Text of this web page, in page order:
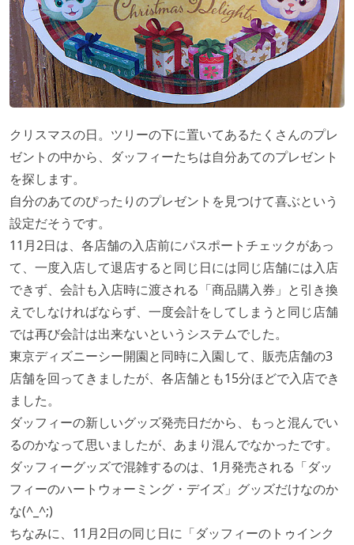
クリスマスの日。ツリーの下に置いてあるたくさんのプレ
ゼントの中から、ダッフィーたちは自分あてのプレゼント
を探します。
自分のあてのぴったりのプレゼントを見つけて喜ぶという
設定だそうです。
11月2日は、各店舗の入店前にパスポートチェックがあっ
て、一度入店して退店すると同じ日には同じ店舗には入店
できず、会計も入店時に渡される「商品購入券」と引き換
えでしなければならず、一度会計をしてしまうと同じ店舗
では再び会計は出来ないというシステムでした。
東京ディズニーシー開園と同時に入園して、販売店舗の3
店舗を回ってきましたが、各店舗とも15分ほどで入店でき
ました。
ダッフィーの新しいグッズ発売日だから、もっと混んでい
るのかなって思いましたが、あまり混んでなかったです。
ダッフィーグッズで混雑するのは、1月発売される「ダッ
フィーのハートウォーミング・デイズ」グッズだけなのか
な(^_^;)
ちなみに、11月2日の同じ日に「ダッフィーのトゥインク